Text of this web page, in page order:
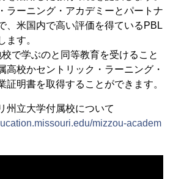
ラーニング・アカデミーとパートナ
、米国内で高い評価を得ているPBL
ます。
で学ぶのと同等教育を受けること
高校かセントリック・ラーニング・
証明書を取得することができます。
州立大学付属校について
mizzou-academ